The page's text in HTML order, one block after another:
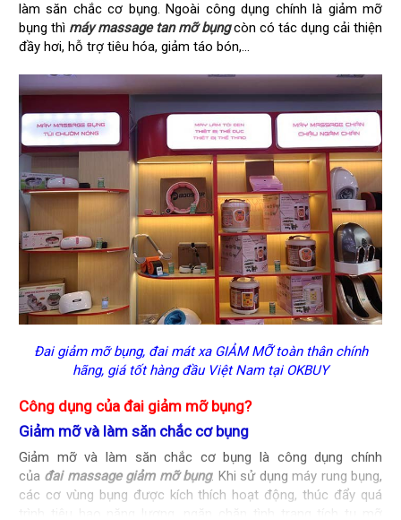
làm săn chắc cơ bụng. Ngoài công dụng chính là giảm mỡ
bụng thì máy massage tan mỡ bụngcòn có tác dụng cải thiện
đầy hơi, hỗ trợ tiêu hóa, giảm táo bón,...
Đai giảm mỡ bụng,đai mát xa GIẢM MỠ toàn thân chính
hãng, giá tốt hàng đầu Việt Nam tại OKBUY
Công dụng của đai giảm mỡ bụng?
Giảm mỡ và làm săn chắc cơ bụng
Giảm mỡ và làm săn chắc cơ bụng là công dụng chính
của đai massage giảm mỡ bụng. Khi sử dụngmáy rung bụng,
các cơ vùng bụng được kích thích hoạt động, thúc đẩy quá